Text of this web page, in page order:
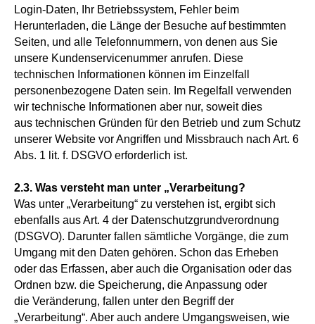
Login-Daten, Ihr Betriebssystem, Fehler beim
Herunterladen, die Länge der Besuche auf bestimmten
Seiten, und alle Telefonnummern, von denen aus Sie
unsere Kundenservicenummer anrufen. Diese
technischen Informationen können im Einzelfall
personenbezogene Daten sein. Im Regelfall verwenden
wir technische Informationen aber nur, soweit dies
aus technischen Gründen für den Betrieb und zum Schutz
unserer Website vor Angriffen und Missbrauch nach Art. 6
Abs. 1 lit. f. DSGVO erforderlich ist.
2.3. Was versteht man unter „Verarbeitung?
Was unter „Verarbeitung“ zu verstehen ist, ergibt sich
ebenfalls aus Art. 4 der Datenschutzgrundverordnung
(DSGVO). Darunter fallen sämtliche Vorgänge, die zum
Umgang mit den Daten gehören. Schon das Erheben
oder das Erfassen, aber auch die Organisation oder das
Ordnen bzw. die Speicherung, die Anpassung oder
die Veränderung, fallen unter den Begriff der
„Verarbeitung“. Aber auch andere Umgangsweisen, wie